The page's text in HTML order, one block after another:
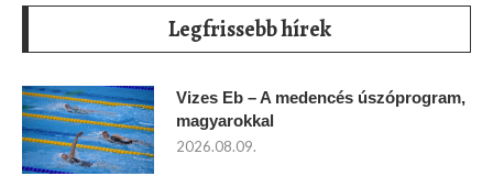
Legfrissebb hírek
Vizes Eb – A medencés úszóprogram,
magyarokkal
2026.08.09.